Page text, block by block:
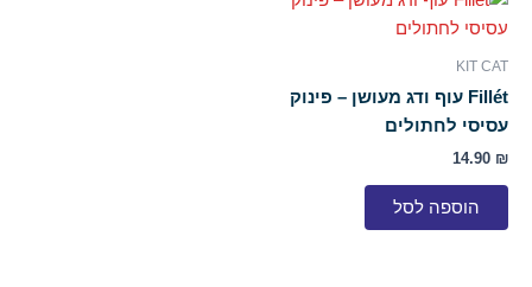
KIT CAT
Fillét עוף ודג מעושן – פינוק
עסיסי לחתולים
14.90 ₪
הוספה לסל